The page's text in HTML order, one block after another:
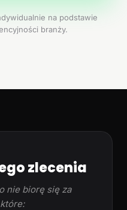
na podstawie
branży.
zlecenia
nie biorę się za